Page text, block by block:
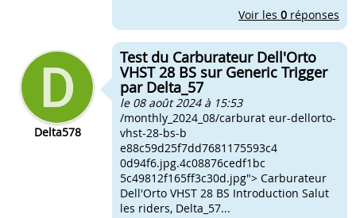
Voir les 0 réponses
Delta578
Test du Carburateur Dell'Orto
VHST 28 BS sur Generic Trigger
par Delta_57
le 08 août 2024 à 15:53
/monthly_2024_08/carburat eur-dellorto-
vhst-28-bs-b
e88c59d25f7dd7681175593c4
0d94f6.jpg.4c08876cedf1bc
5c49812f165ff3c30d.jpg"> Carburateur
Dell'Orto VHST 28 BS Introduction Salut
les riders, Delta_57...